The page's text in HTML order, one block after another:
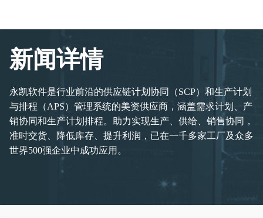
新闻详情
永凯软件是行业前沿的供应链计划协同（SCP）和生产计划
与排程（APS）管理系统的美资供应商，涵盖需求计划、产
销协同和生产计划排程。助力实现生产、供给、销售协同，
准时交货、降低库存、提升利润，已在一千多家工厂及众多
世界500强企业中成功应用。